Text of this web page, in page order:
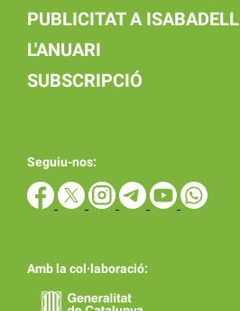
PUBLICITAT A ISABADELL
L'ANUARI
SUBSCRIPCIÓ
Seguiu-nos:
Amb la col·laboració: